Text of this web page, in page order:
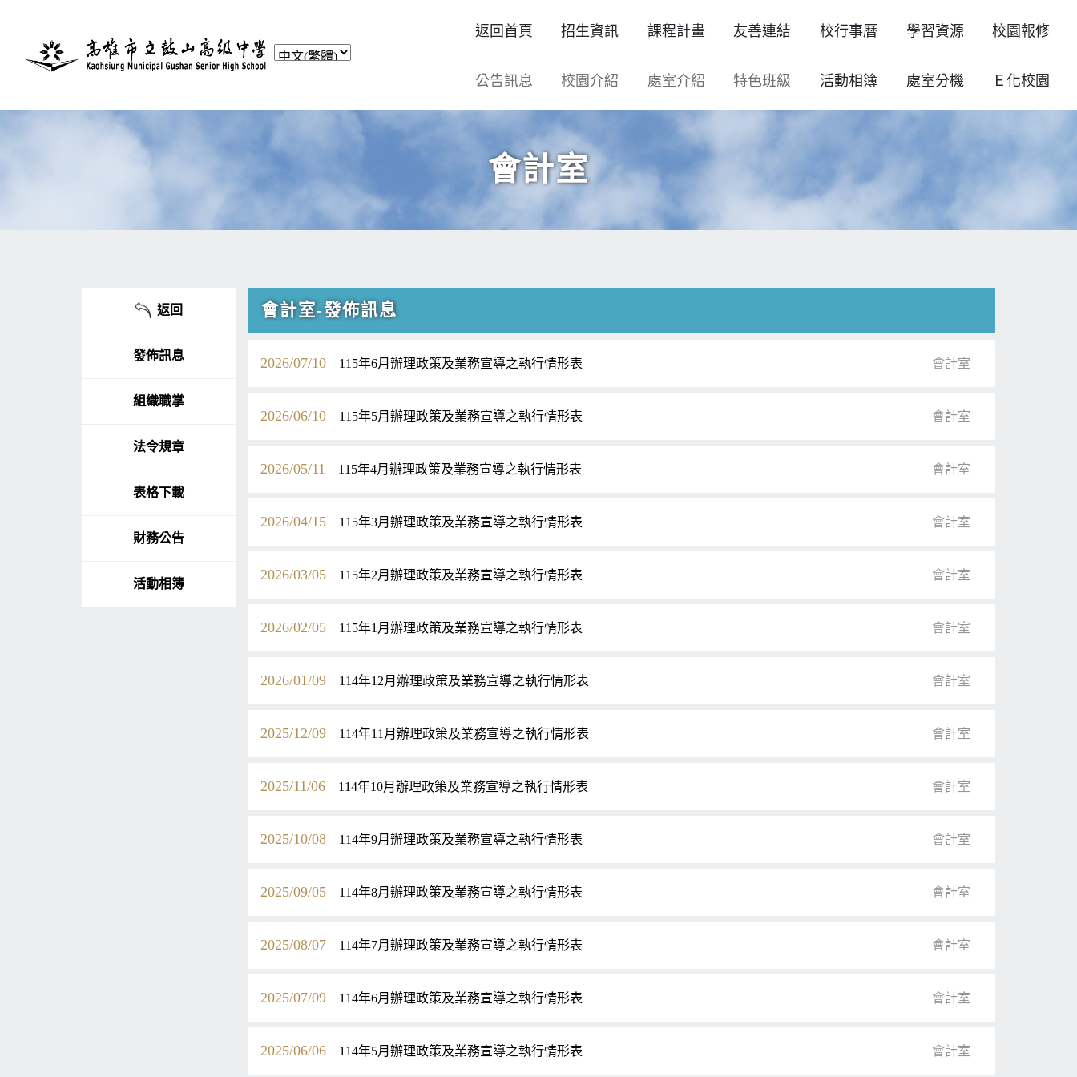
返回首頁 招生資訊 課程計畫 友善連結 校行事曆 學習資源 校園報修
公告訊息 校園介紹 處室介紹 特色班級 活動相簿 處室分機 Ｅ化校園
會計室
返回
發佈訊息
組織職掌
法令規章
表格下載
財務公告
活動相簿
會計室-發佈訊息
2026/07/10 115年6月辦理政策及業務宣導之執行情形表 會計室
2026/06/10 115年5月辦理政策及業務宣導之執行情形表 會計室
2026/05/11 115年4月辦理政策及業務宣導之執行情形表 會計室
2026/04/15 115年3月辦理政策及業務宣導之執行情形表 會計室
2026/03/05 115年2月辦理政策及業務宣導之執行情形表 會計室
2026/02/05 115年1月辦理政策及業務宣導之執行情形表 會計室
2026/01/09 114年12月辦理政策及業務宣導之執行情形表 會計室
2025/12/09 114年11月辦理政策及業務宣導之執行情形表 會計室
2025/11/06 114年10月辦理政策及業務宣導之執行情形表 會計室
2025/10/08 114年9月辦理政策及業務宣導之執行情形表 會計室
2025/09/05 114年8月辦理政策及業務宣導之執行情形表 會計室
2025/08/07 114年7月辦理政策及業務宣導之執行情形表 會計室
2025/07/09 114年6月辦理政策及業務宣導之執行情形表 會計室
2025/06/06 114年5月辦理政策及業務宣導之執行情形表 會計室